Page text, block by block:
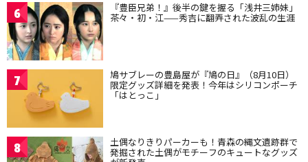
6 『豊臣兄弟！』後半の鍵を握る「浅井三姉妹」
茶々・初・江——秀吉に翻弄された波乱の生涯
7 鳩サブレーの豊島屋が『鳩の日』（8月10日）
限定グッズ詳細を発表！今年はシリコンポーチ
「はとっこ」
8 土偶なりきりパーカーも！青森の縄文遺跡群で
発掘された土偶がモチーフのキュートなグッズ